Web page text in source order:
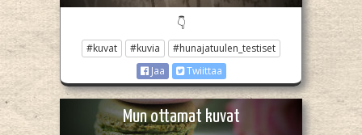
👇
#kuvat #kuvia
#hunajatuulen_testiset
Jaa
Twiittaa
Mun ottamat kuvat